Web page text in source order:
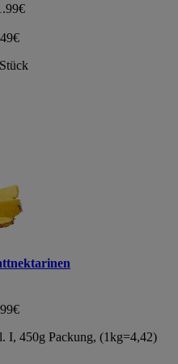
I, 450g Packung, (1kg=4,42)